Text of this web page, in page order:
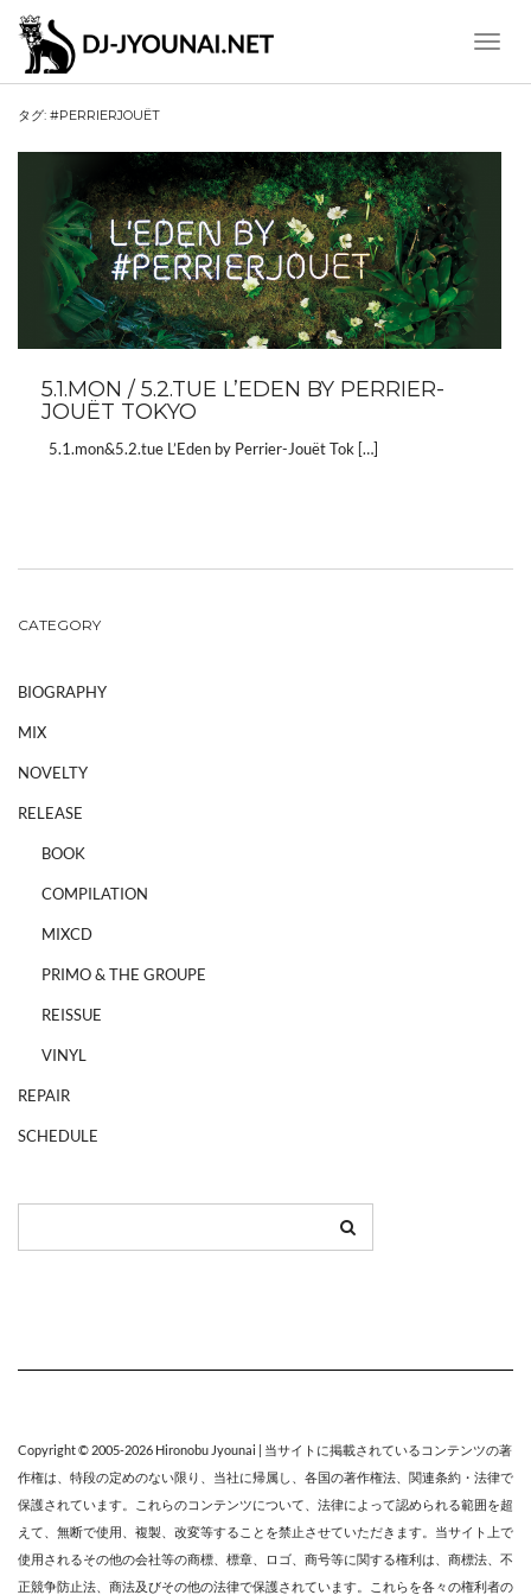
Toggle
タグ: #PERRIERJOUËT
5.1.MON / 5.2.TUE L’EDEN BY PERRIER-
JOUËT TOKYO
5.1.mon&5.2.tue L’Eden by Perrier-Jouët Tok […]
CATEGORY
BIOGRAPHY
MIX
NOVELTY
RELEASE
BOOK
COMPILATION
MIXCD
PRIMO & THE GROUPE
REISSUE
VINYL
REPAIR
SCHEDULE
Copyright © 2005-2026 Hironobu Jyounai | 当サイトに掲載されているコンテンツの著
作権は、特段の定めのない限り、 当社に帰属し、各国の著作権法、関連条約・法律で
保護されています。これらのコンテンツについて、法律によって認められる範囲を超
えて、無断で使用、複製、改変等することを禁止させていただきます。当サイト上で
使用されるその他の会社等の商標、標章、ロゴ、商号等に関する権利は、商標法、不
正競争防止法、商法及びその他の法律で保護されています。これらを各々の権利者の